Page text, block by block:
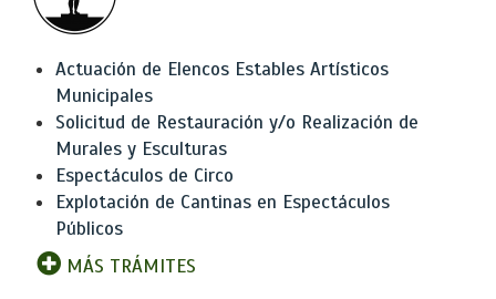
Actuación de Elencos Estables Artísticos
Municipales
Solicitud de Restauración y/o Realización de
Murales y Esculturas
Espectáculos de Circo
Explotación de Cantinas en Espectáculos
Públicos
MÁS TRÁMITES